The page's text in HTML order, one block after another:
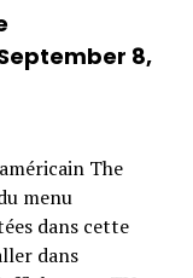
8,
The
menu
dans cette
dans